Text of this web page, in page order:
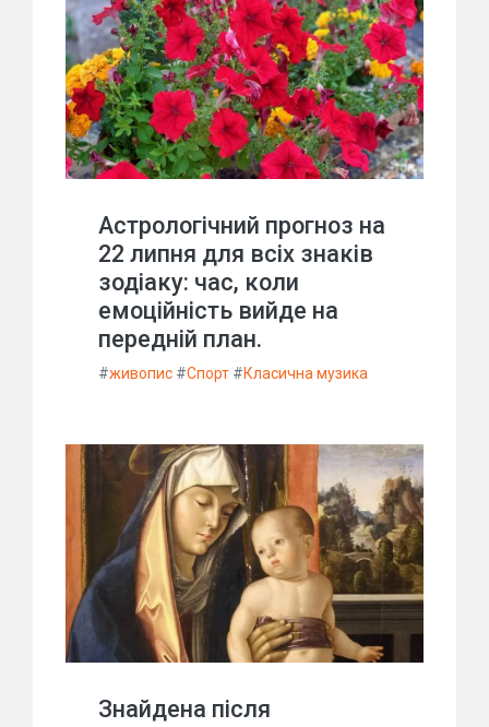
Астрологічний прогноз на
22 липня для всіх знаків
зодіаку: час, коли
емоційність вийде на
передній план.
#живопис #Спорт #Класична музика
Знайдена після